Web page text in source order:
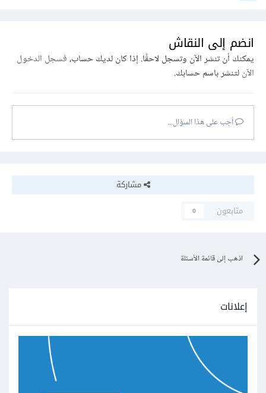
انضم إلى النقاش
يمكنك أن تنشر الآن وتسجل لاحقًا. إذا كان لديك حساب،فسجل الدخول
الآنلتنشر باسم حسابك.
أجب على هذا السؤال...
مشاركة
متابعون
0
اذهب إلى قائمة الأسئلة
إعلانات